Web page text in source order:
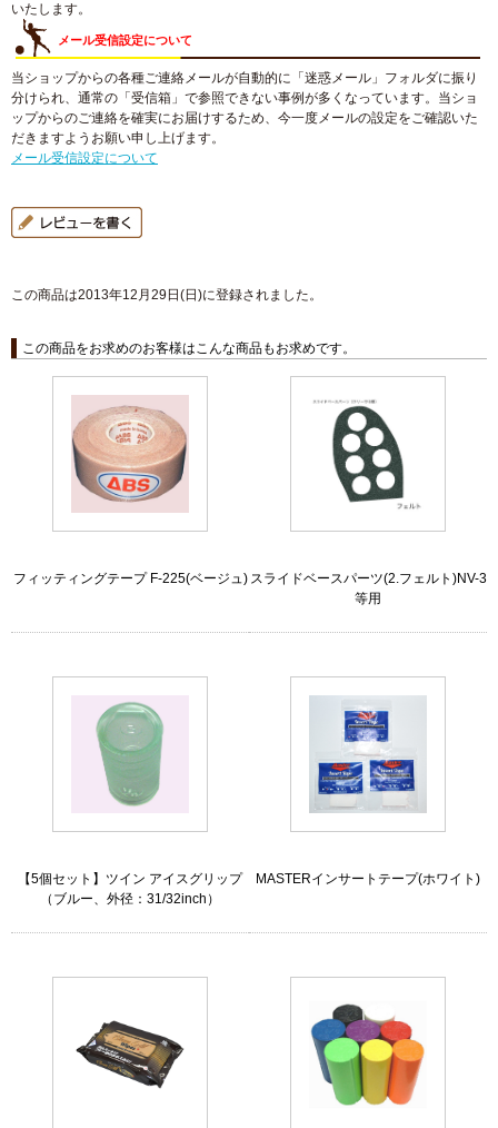
いたします。
メール受信設定について
当ショップからの各種ご連絡メールが自動的に「迷惑メール」フォルダに振り
分けられ、通常の「受信箱」で参照できない事例が多くなっています。当ショ
ップからのご連絡を確実にお届けするため、今一度メールの設定をご確認いた
だきますようお願い申し上げます。
メール受信設定について
この商品は2013年12月29日(日)に登録されました。
この商品をお求めのお客様はこんな商品もお求めです。
フィッティングテープ F-225(ベージュ) スライドベースパーツ(2.フェルト)NV-3
等用
【5個セット】ツイン アイスグリップ
（ブルー、外径：31/32inch）
MASTERインサートテープ(ホワイト)